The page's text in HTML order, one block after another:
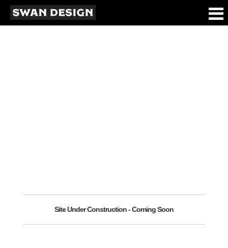
Page Légale
Site Under Construction - Coming Soon